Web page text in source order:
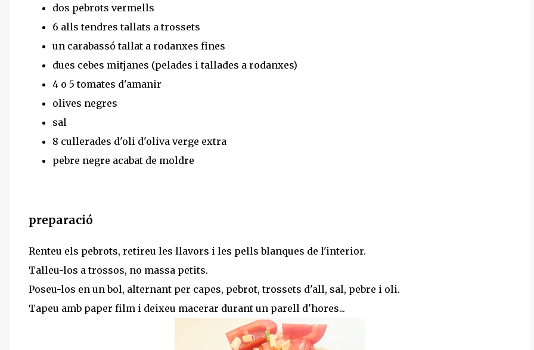
dos pebrots vermells
6 alls tendres tallats a trossets
un carabassó tallat a rodanxes fines
dues cebes mitjanes (pelades i tallades a rodanxes)
4 o 5 tomates d'amanir
olives negres
sal
8 cullerades d'oli d'oliva verge extra
pebre negre acabat de moldre
preparació
Renteu els pebrots, retireu les llavors i les pells blanques de l'interior.
Talleu-los a trossos, no massa petits.
Poseu-los en un bol, alternant per capes, pebrot, trossets d'all, sal, pebre i oli.
Tapeu amb paper film i deixeu macerar durant un parell d'hores...